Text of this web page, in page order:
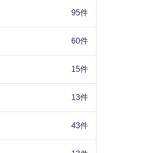
95件
60件
15件
13件
43件